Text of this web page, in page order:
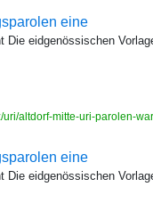
eine
eidgenössischen
altdorf-mitte-uri-parolen-
eine
eidgenössischen